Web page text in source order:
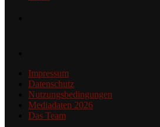
Impressum
Datenschutz
Nutzungsbedingungen
Mediadaten 2026
Das Team